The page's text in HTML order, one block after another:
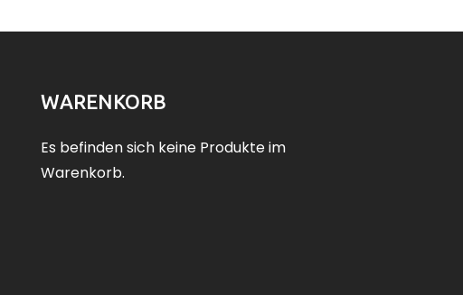
WARENKORB
Es befinden sich keine Produkte im
Warenkorb.